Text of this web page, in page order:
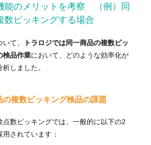
能のメリットを考察 （例）同
数ピッキングする場合
て、
トラロジでは同一商品の複数ピッ
検品作業において、どのような効率化が
しました。
の複数ピッキング検品の課題
点数ピッキングでは、一般的に以下の2
されています：